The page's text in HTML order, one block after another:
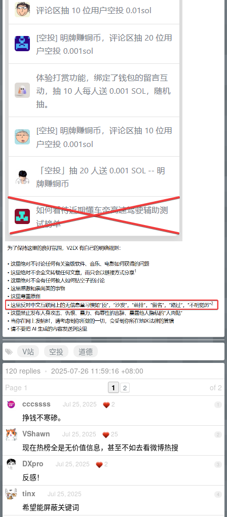
V站 空投
道德
120 replies • 2025-07-26 11:59:16 +08:00
Page 1
of 2
1 2
1
cccssss Jul 25, 2025 2
挣钱不寒碜。
2
VShawn Jul 25, 2025 25
现在热榜全是无价值信息，甚至不如去看微博热搜
3
DXpro Jul 25, 2025 2
反感！
4
tinx Jul 25, 2025
希望能屏蔽关键词